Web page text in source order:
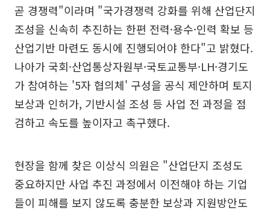
곧 경쟁력"이라며 "국가경쟁력 강화를 위해 산업단지
조성을 신속히 추진하는 한편 전력·용수·인력 확보 등
산업기반 마련도 동시에 진행되어야 한다"고 밝혔다.
나아가 국회·산업통상자원부·국토교통부·LH·경기도
가 참여하는 '5자 협의체' 구성을 공식 제안하며 토지
보상과 인허가, 기반시설 조성 등 사업 전 과정을 점
검하고 속도를 높이자고 촉구했다.
현장을 함께 찾은 이상식 의원은 "산업단지 조성도
중요하지만 사업 추진 과정에서 이전해야 하는 기업
들이 피해를 보지 않도록 충분한 보상과 지원방안도